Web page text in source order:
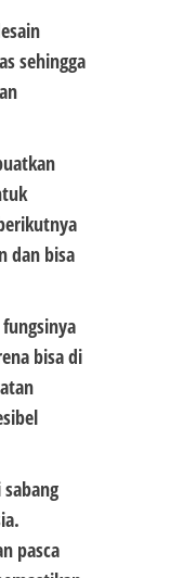
sehingga
dan bisa
bisa di
pasca